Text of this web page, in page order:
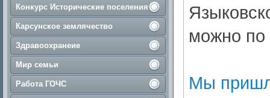
Конкурс Исторические поселения
Карсунское землячество
Здравоохранеие
Мир семьи
Работа ГОЧС
можно по
Мы